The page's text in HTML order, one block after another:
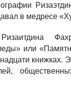
в медресе
или
книжках.